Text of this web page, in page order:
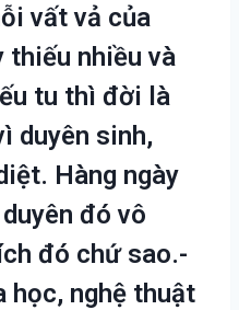
vất vả của
thiếu nhiều và
tu thì đời là
duyên sinh,
Hàng ngày
đó vô
đó chứ sao.-
học, nghệ thuật